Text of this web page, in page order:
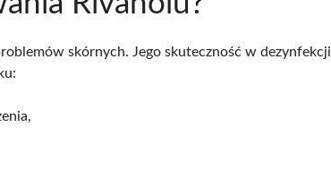
skórnych. Jego skuteczność w dezynfekcji